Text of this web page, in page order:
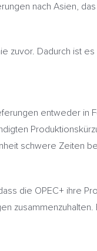
nach Asien,
zuvor. Dadurch ist
entweder in
schwere Zeiten
die OPEC+ ihre